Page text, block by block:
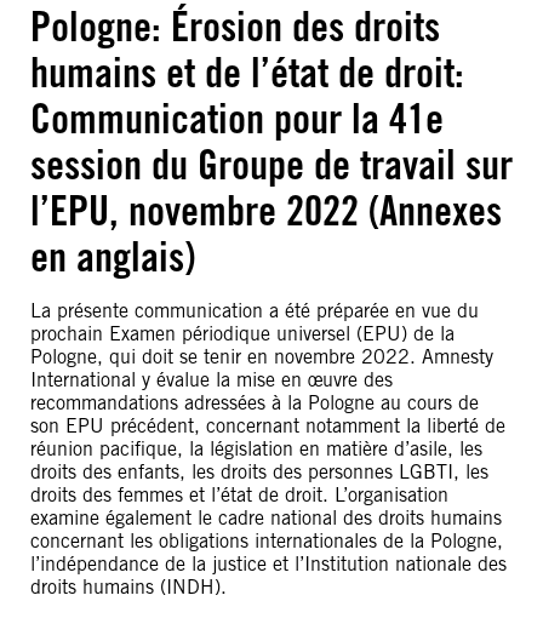
Pologne: Érosion des droits
humains et de l’état de droit:
Communication pour la 41e
session du Groupe de travail sur
l’EPU, novembre 2022 (Annexes
en anglais)
La présente communication a été préparée en vue du
prochain Examen périodique universel (EPU) de la
Pologne, qui doit se tenir en novembre 2022. Amnesty
International y évalue la mise en œuvre des
recommandations adressées à la Pologne au cours de
son EPU précédent, concernant notamment la liberté de
réunion pacifique, la législation en matière d’asile, les
droits des enfants, les droits des personnes LGBTI, les
droits des femmes et l’état de droit. L’organisation
examine également le cadre national des droits humains
concernant les obligations internationales de la Pologne,
l’indépendance de la justice et l’Institution nationale des
droits humains (INDH).